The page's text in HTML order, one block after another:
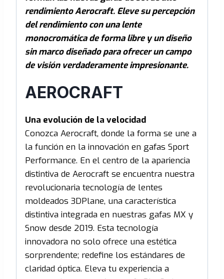
rendimiento Aerocraft. Eleve su percepción
del rendimiento con una lente
monocromática de forma libre y un diseño
sin marco diseñado para ofrecer un campo
de visión verdaderamente impresionante.
AEROCRAFT
Una evolución de la velocidad
Conozca Aerocraft, donde la forma se une a
la función en la innovación en gafas Sport
Performance. En el centro de la apariencia
distintiva de Aerocraft se encuentra nuestra
revolucionaria tecnología de lentes
moldeados 3DPlane, una característica
distintiva integrada en nuestras gafas MX y
Snow desde 2019. Esta tecnología
innovadora no solo ofrece una estética
sorprendente; redefine los estándares de
claridad óptica. Eleva tu experiencia a